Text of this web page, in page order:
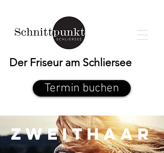
Der Friseur am Schliersee
Termin buchen
Zweithaar